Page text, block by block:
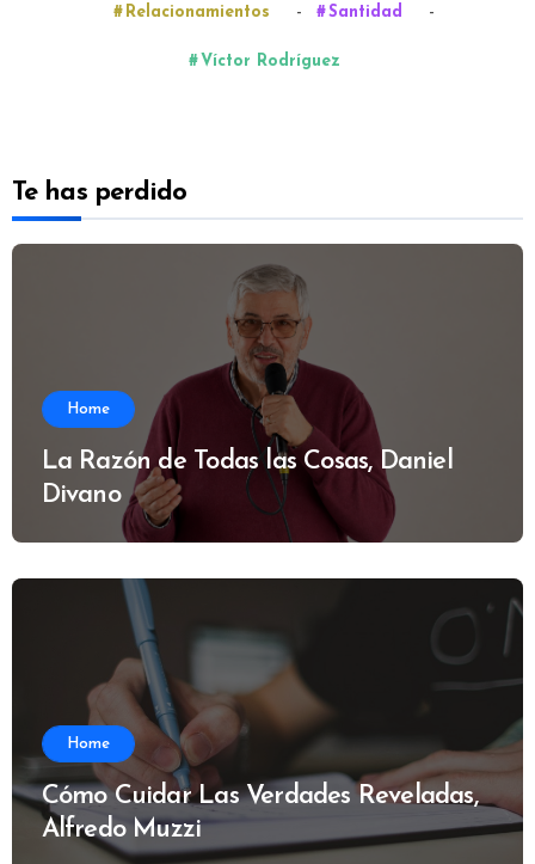
Relacionamientos - Santidad -
Víctor Rodríguez
Te has perdido
Home
La Razón de Todas las Cosas, Daniel
Divano
Home
Cómo Cuidar Las Verdades Reveladas,
Alfredo Muzzi